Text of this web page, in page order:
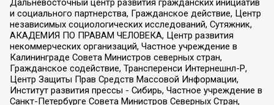
Дальневосточный центр развития гражданских инициатив
и социального партнерства, Гражданское действие, Центр
независимых социологических исследований, Сутяжник,
АКАДЕМИЯ ПО ПРАВАМ ЧЕЛОВЕКА, Центр развития
некоммерческих организаций, Частное учреждение в
Калининграде Совета Министров северных стран,
Гражданское содействие, Трансперенси Интернешнл-Р,
Центр Защиты Прав Средств Массовой Информации,
Институт развития прессы - Сибирь, Частное учреждение в
Санкт-Петербурге Совета Министров Северных Стран,